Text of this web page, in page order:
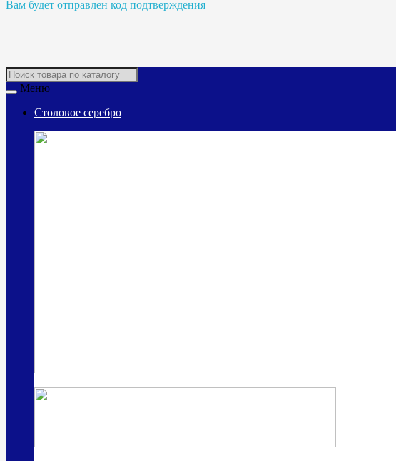
Вам будет отправлен код подтверждения
Меню
Столовое серебро